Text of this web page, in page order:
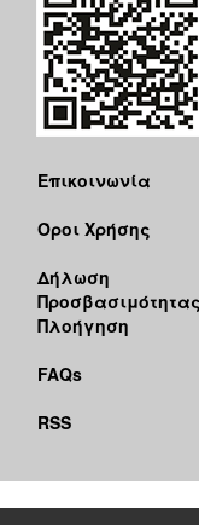
Επικοινωνία
Όροι Χρήσης
Δήλωση
Προσβασιμότητας
Πλοήγηση
FAQs
RSS